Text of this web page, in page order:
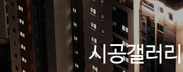
시공갤러리